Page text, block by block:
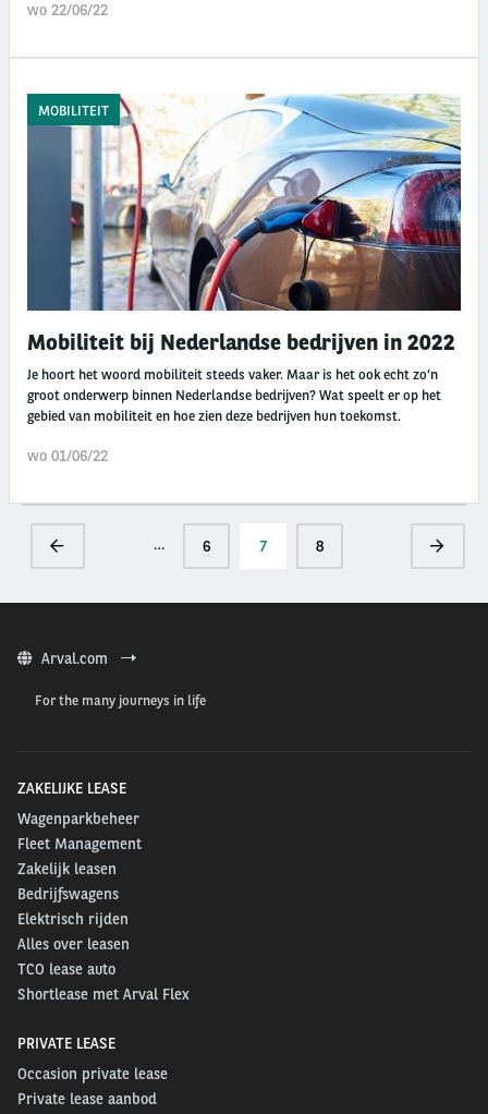
wo 22/06/22
MOBILITEIT
Mobiliteit bij Nederlandse bedrijven in 2022
Je hoort het woord mobiliteit steeds vaker. Maar is het ook echt zo’n
groot onderwerp binnen Nederlandse bedrijven? Wat speelt er op het
gebied van mobiliteit en hoe zien deze bedrijven hun toekomst.
wo 01/06/22
Paginering
Vorige
pagina
… Pagina
6
Huidige
pagina
7 Pagina
8
pagina
Arval.com
For the many journeys in life
ZAKELIJKE LEASE
Wagenparkbeheer
Fleet Management
Zakelijk leasen
Bedrijfswagens
Elektrisch rijden
Alles over leasen
TCO lease auto
Shortlease met Arval Flex
PRIVATE LEASE
Occasion private lease
Private lease aanbod